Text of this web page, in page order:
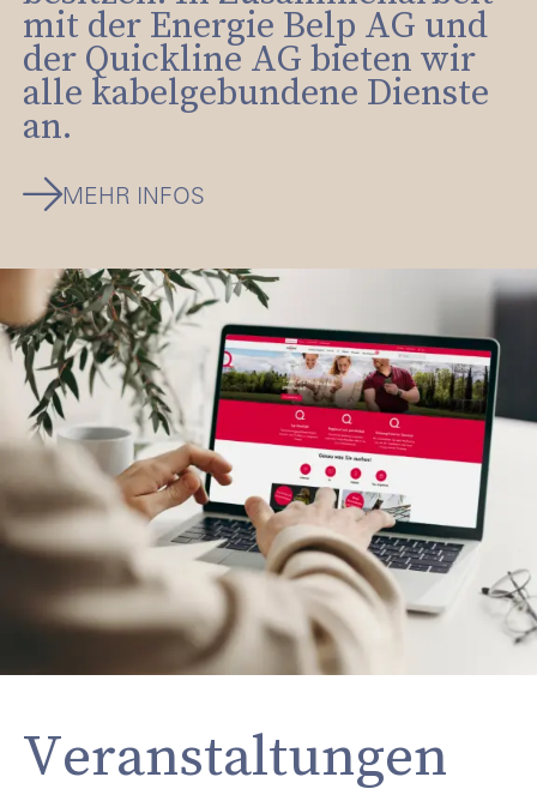
mit der Energie Belp AG und
der Quickline AG bieten wir
alle kabelgebundene Dienste
an.
MEHR INFOS
Veranstaltungen